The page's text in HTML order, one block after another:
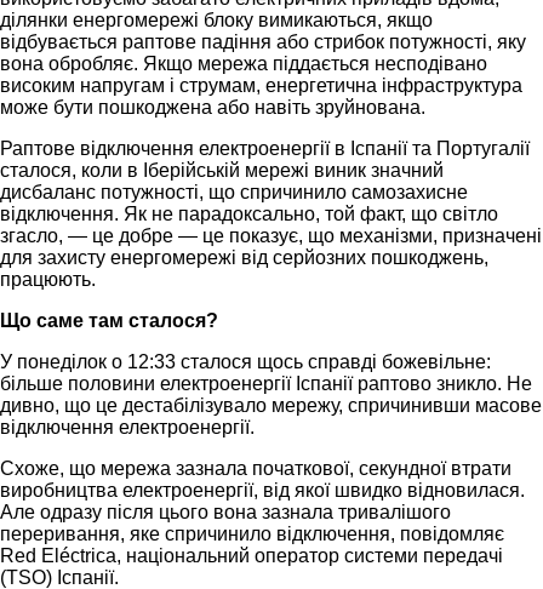
ділянки енергомережі блоку вимикаються, якщо
відбувається раптове падіння або стрибок потужності, яку
вона обробляє. Якщо мережа піддається несподівано
високим напругам і струмам, енергетична інфраструктура
може бути пошкоджена або навіть зруйнована.
Раптове відключення електроенергії в Іспанії та Португалії
сталося, коли в Іберійській мережі виник значний
дисбаланс потужності, що спричинило самозахисне
відключення. Як не парадоксально, той факт, що світло
згасло, — це добре — це показує, що механізми, призначені
для захисту енергомережі від серйозних пошкоджень,
працюють.
Що саме там сталося?
У понеділок о 12:33 сталося щось справді божевільне:
більше половини електроенергії Іспанії раптово зникло. Не
дивно, що це дестабілізувало мережу, спричинивши масове
відключення електроенергії.
Схоже, що мережа зазнала початкової, секундної втрати
виробництва електроенергії, від якої швидко відновилася.
Але одразу після цього вона зазнала тривалішого
переривання, яке спричинило відключення, повідомляє
Red Eléctrica, національний оператор системи передачі
(TSO) Іспанії.